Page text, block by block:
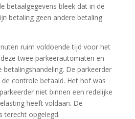
betaalgegevens bleek dat in de
betaling geen andere betaling
ruim voldoende tijd voor het
twee parkeerautomaten en
De parkeerder
controle betaald. Het hof was
niet binnen een redelijke
heeft voldaan. De
terecht opgelegd.